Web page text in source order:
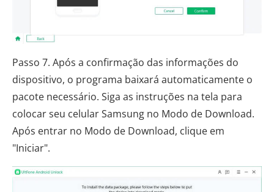
Passo 7. Após a confirmação das informações do
dispositivo, o programa baixará automaticamente o
pacote necessário. Siga as instruções na tela para
colocar seu celular Samsung no Modo de Download.
Após entrar no Modo de Download, clique em
"Iniciar".